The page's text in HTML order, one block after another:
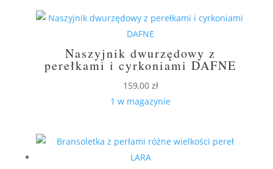
Naszyjnik dwurzędowy z
perełkami i cyrkoniami DAFNE
159,00 zł
1 w magazynie